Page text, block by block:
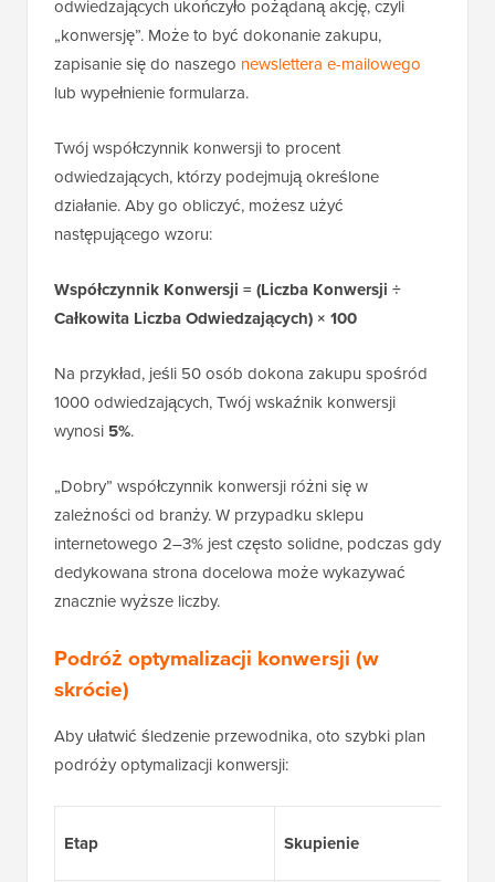
odwiedzających ukończyło pożądaną akcję, czyli
„konwersję”. Może to być dokonanie zakupu,
zapisanie się do naszego newslettera e-mailowego
lub wypełnienie formularza.
Twój współczynnik konwersji to procent
odwiedzających, którzy podejmują określone
działanie. Aby go obliczyć, możesz użyć
następującego wzoru:
Współczynnik Konwersji = (Liczba Konwersji ÷
Całkowita Liczba Odwiedzających) × 100
Na przykład, jeśli 50 osób dokona zakupu spośród
1000 odwiedzających, Twój wskaźnik konwersji
wynosi 5%.
„Dobry” współczynnik konwersji różni się w
zależności od branży. W przypadku sklepu
internetowego 2–3% jest często solidne, podczas gdy
dedykowana strona docelowa może wykazywać
znacznie wyższe liczby.
Podróż optymalizacji konwersji (w
skrócie)
Aby ułatwić śledzenie przewodnika, oto szybki plan
podróży optymalizacji konwersji:
Etap Skupienie